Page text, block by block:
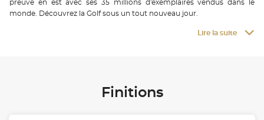
preuve en est avec ses 35 millions d'exemplaires vendus dans le
monde. Découvrez la Golf sous un tout nouveau jour.
Lire la suite
Finitions